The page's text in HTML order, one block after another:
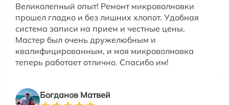
Великолепный опыт! Ремонт микроволновки
прошел гладко и без лишних хлопот. Удобная
система записи на прием и честные цены.
Мастер был очень дружелюбным и
квалифицированным, и моя микроволновка
теперь работает отлично. Спасибо им!
Богданов Матвей